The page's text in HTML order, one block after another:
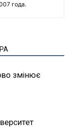
года.
змінює